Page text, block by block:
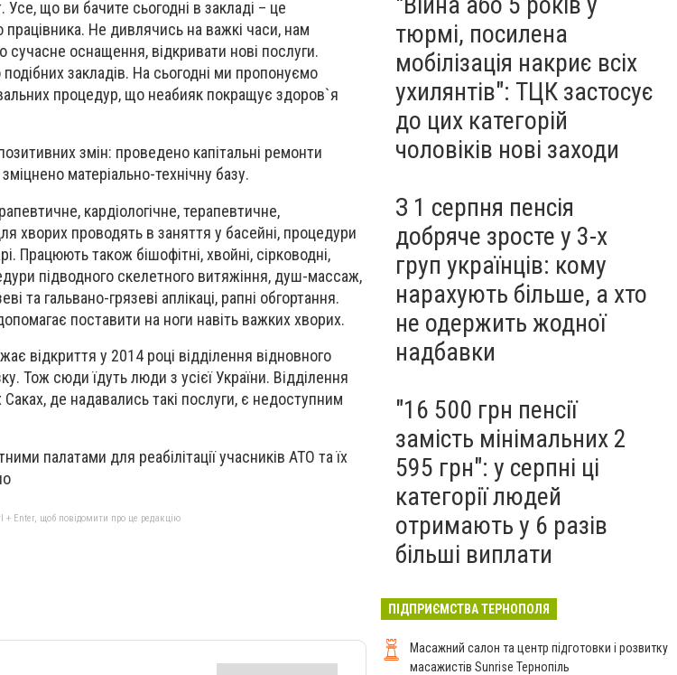
що ви бачите сьогодні в закладі – це
працівника. Не дивлячись на важкі часи, нам
оснащення, відкривати нові послуги.
закладів. На сьогодні ми пропонуємо
процедур, що неабияк покращує здоров`я
змін: проведено капітальні ремонти
матеріально-технічну базу.
кардіологічне, терапевтичне,
хворих проводять в заняття у басейні, процедури
Працюють також бішофітні, хвойні, сірководні,
підводного скелетного витяжіння, душ-массаж,
та гальвано-грязеві аплікаці, рапні обгортання.
поставити на ноги навіть важких хворих.
відкриття у 2014 році відділення відновного
Тож сюди їдуть люди з усієї України. Відділення
де надавались такі послуги, є недоступним
палатами для реабілітації учасників АТО та їх
+ Enter, щоб повідомити про це редакцію
тюрмі, посилена
мобілізація накриє всіх
ухилянтів": ТЦК застосує
до цих категорій
чоловіків нові заходи
З 1 серпня пенсія
добряче зросте у 3-х
груп українців: кому
нарахують більше, а хто
не одержить жодної
надбавки
"16 500 грн пенсії
замість мінімальних 2
595 грн": у серпні ці
категорії людей
отримають у 6 разів
більші виплати
ПІДПРИЄМСТВА ТЕРНОПОЛЯ
Масажний салон та центр підготовки і розвитку
масажистів Sunrise Тернопіль